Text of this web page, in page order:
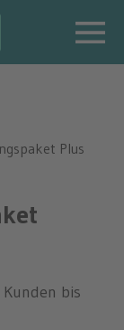
-
-
>
g
n
Plus
bis